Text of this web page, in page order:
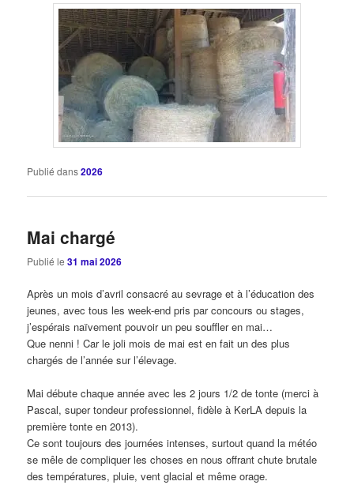
Publié dans2026
Mai chargé
Publié le31 mai 2026
Après un mois d’avril consacré au sevrage et à l’éducation des
jeunes, avec tous les week-end pris par concours ou stages,
j’espérais naïvement pouvoir un peu souffler en mai…
Que nenni ! Car le joli mois de mai est en fait un des plus
chargés de l’année sur l’élevage.
Mai débute chaque année avec les 2 jours 1/2 de tonte (merci à
Pascal, super tondeur professionnel, fidèle à KerLA depuis la
première tonte en 2013).
Ce sont toujours des journées intenses, surtout quand la météo
se mêle de compliquer les choses en nous offrant chute brutale
des températures, pluie, vent glacial et même orage.